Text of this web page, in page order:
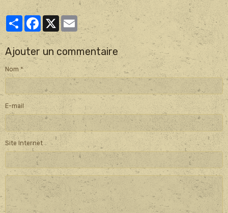
PartagerFacebook
X Email
Ajouter un commentaire
Nom
E-mail
Site Internet